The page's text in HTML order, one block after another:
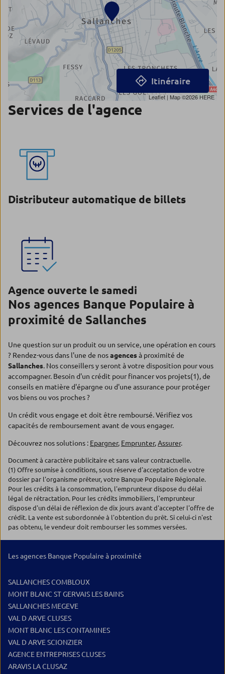
Leaflet| Map ©2026 HERE
Itinéraire
Services de l'agence
Distributeur automatique de billets
Agence ouverte le samedi
Nos agences Banque Populaire à
proximité de Sallanches
Une question sur un produit ou un service, une opération en cours
? Rendez-vous dans l'une de nosagencesà proximité de
Sallanches. Nos conseillers y seront à votre disposition pour vous
accompagner. Besoin d'un crédit pour financer vos projets(1), de
conseils en matière d'épargne ou d'une assurance pour protéger
vos biens ou vos proches ?
Un crédit vous engage et doit être remboursé. Vérifiez vos
capacités de remboursement avant de vous engager.
Découvrez nos solutions : Epargner, Emprunter,Assurer.
Document à caractère publicitaire et sans valeur contractuelle.
(1) Offre soumise à conditions, sous réserve d'acceptation de votre
dossier par l'organisme prêteur, votre Banque Populaire Régionale.
Pour les crédits à la consommation, l'emprunteur dispose du délai
légal de rétractation. Pour les crédits immobiliers, l'emprunteur
dispose d'un délai de réflexion de dix jours avant d'accepter l'offre de
crédit. La vente est subordonnée à l'obtention du prêt. Si celui-ci n'est
pas obtenu, le vendeur doit rembourser les sommes versées.
Les agences Banque Populaire à proximité
SALLANCHES COMBLOUX
MONT BLANC ST GERVAIS LES BAINS
SALLANCHES MEGEVE
VAL D ARVE CLUSES
MONT BLANC LES CONTAMINES
VAL D ARVE SCIONZIER
AGENCE ENTREPRISES CLUSES
ARAVIS LA CLUSAZ